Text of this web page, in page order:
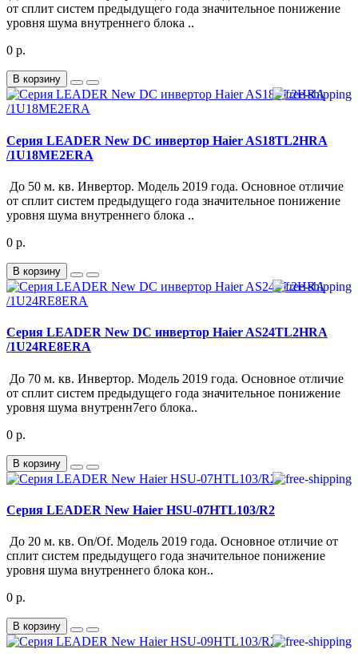
от сплит систем предыдущего года значительное понижение
уровня шума внутреннего блока ..
0 р.
В корзину
Серия LEADER New DC инвертор Haier AS18TL2HRA
/1U18ME2ERA
До 50 м. кв. Инвертор. Модель 2019 года. Основное отличие
от сплит систем предыдущего года значительное понижение
уровня шума внутреннего блока ..
0 р.
В корзину
Серия LEADER New DC инвертор Haier AS24TL2HRA
/1U24RE8ERA
До 70 м. кв. Инвертор. Модель 2019 года. Основное отличие
от сплит систем предыдущего года значительное понижение
уровня шума внутренн7его блока..
0 р.
В корзину
Серия LEADER New Haier HSU-07HTL103/R2
До 20 м. кв. On/Of. Модель 2019 года. Основное отличие от
сплит систем предыдущего года значительное понижение
уровня шума внутреннего блока кон..
0 р.
В корзину